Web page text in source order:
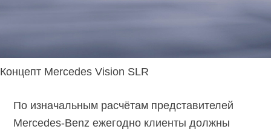
Концепт Mercedes Vision SLR
По изначальным расчётам представителей
Mercedes-Benz ежегодно клиенты должны